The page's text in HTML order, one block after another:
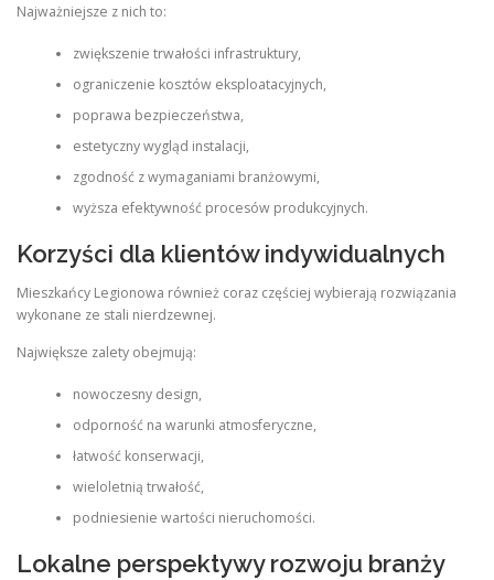
Najważniejsze z nich to:
zwiększenie trwałości infrastruktury,
ograniczenie kosztów eksploatacyjnych,
poprawa bezpieczeństwa,
estetyczny wygląd instalacji,
zgodność z wymaganiami branżowymi,
wyższa efektywność procesów produkcyjnych.
Korzyści dla klientów indywidualnych
Mieszkańcy Legionowa również coraz częściej wybierają rozwiązania
wykonane ze stali nierdzewnej.
Największe zalety obejmują:
nowoczesny design,
odporność na warunki atmosferyczne,
łatwość konserwacji,
wieloletnią trwałość,
podniesienie wartości nieruchomości.
Lokalne perspektywy rozwoju branży